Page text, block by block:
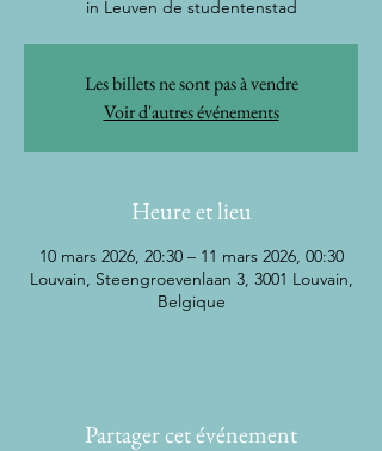
in Leuven de studentenstad
Les billets ne sont pas à vendre
Voir d'autres événements
Heure et lieu
10 mars 2026, 20:30 – 11 mars 2026, 00:30
Louvain, Steengroevenlaan 3, 3001 Louvain,
Belgique
Partager cet événement